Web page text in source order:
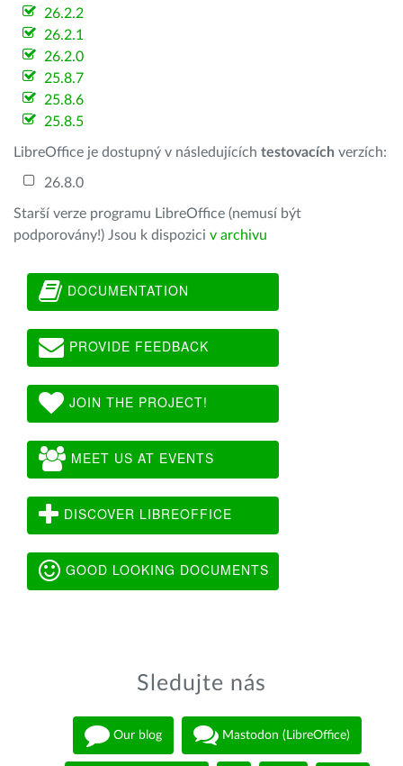
26.2.2
26.2.1
26.2.0
25.8.7
25.8.6
25.8.5
LibreOffice je dostupný v následujících testovacích verzích:
26.8.0
Starší verze programu LibreOffice (nemusí být
podporovány!) Jsou k dispozici v archivu
DOCUMENTATION
PROVIDE FEEDBACK
JOIN THE PROJECT!
MEET US AT EVENTS
DISCOVER LIBREOFFICE
GOOD LOOKING DOCUMENTS
Sledujte nás
Our blog Mastodon (LibreOffice)